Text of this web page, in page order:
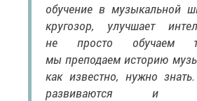
обучение в музыкальной
кругозор, улучшает
не просто обучаем
мы преподаем историю
как известно, нужно
развиваются и